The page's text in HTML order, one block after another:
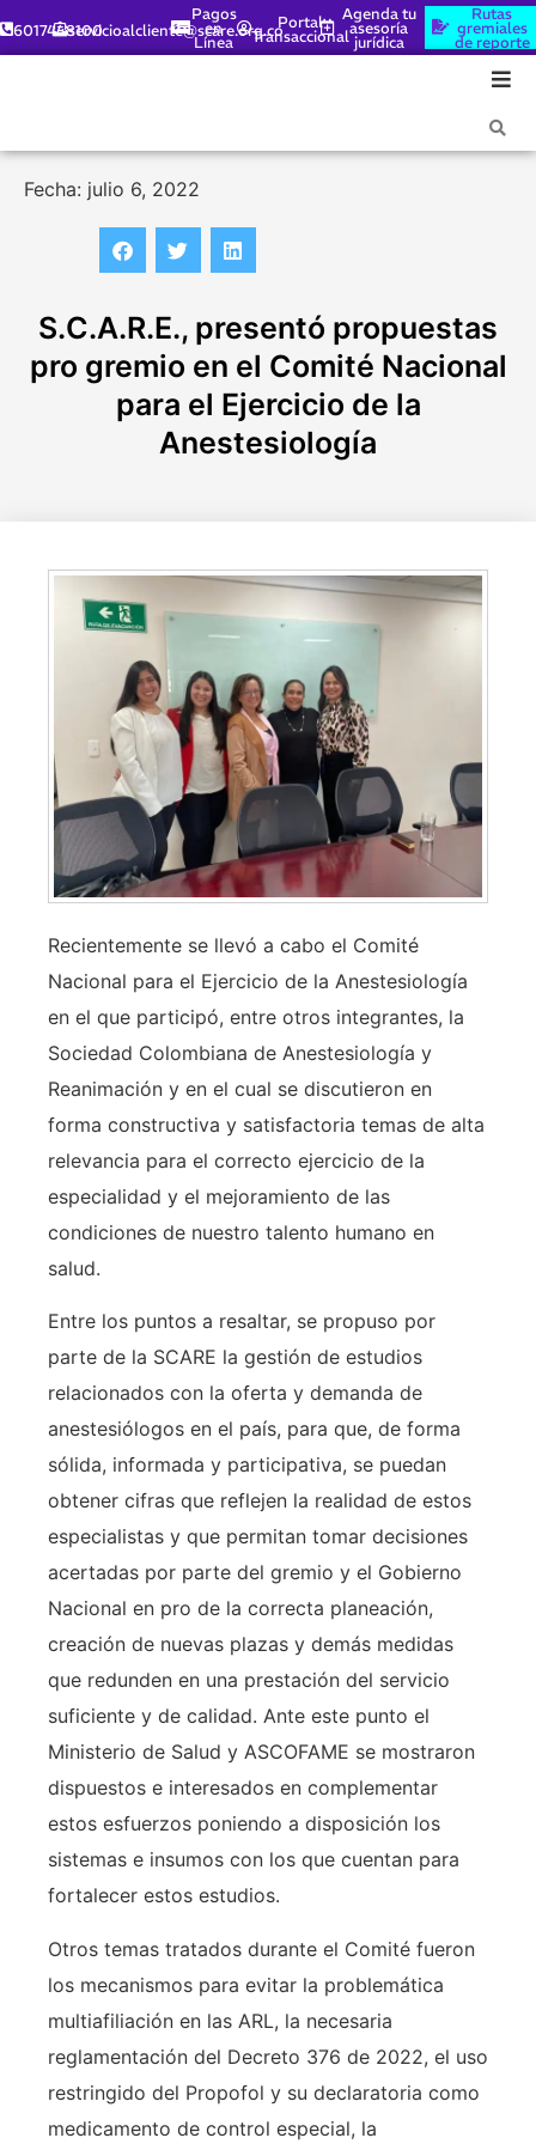
6017448100servicioalcliente@scare.org.co
Pagos
en
Línea
Portal
Transaccional
Agenda tu
asesoría
jurídica
Rutas
gremiales
de reporte
Fecha: julio 6, 2022
S.C.A.R.E., presentó propuestas
pro gremio en el Comité Nacional
para el Ejercicio de la
Anestesiología
Recientemente se llevó a cabo el Comité
Nacional para el Ejercicio de la Anestesiología
en el que participó, entre otros integrantes, la
Sociedad Colombiana de Anestesiología y
Reanimación y en el cual se discutieron en
forma constructiva y satisfactoria temas de alta
relevancia para el correcto ejercicio de la
especialidad y el mejoramiento de las
condiciones de nuestro talento humano en
salud.
Entre los puntos a resaltar, se propuso por
parte de la SCARE la gestión de estudios
relacionados con la oferta y demanda de
anestesiólogos en el país, para que, de forma
sólida, informada y participativa, se puedan
obtener cifras que reflejen la realidad de estos
especialistas y que permitan tomar decisiones
acertadas por parte del gremio y el Gobierno
Nacional en pro de la correcta planeación,
creación de nuevas plazas y demás medidas
que redunden en una prestación del servicio
suficiente y de calidad. Ante este punto el
Ministerio de Salud y ASCOFAME se mostraron
dispuestos e interesados en complementar
estos esfuerzos poniendo a disposición los
sistemas e insumos con los que cuentan para
fortalecer estos estudios.
Otros temas tratados durante el Comité fueron
los mecanismos para evitar la problemática
multiafiliación en las ARL, la necesaria
reglamentación del Decreto 376 de 2022, el uso
restringido del Propofol y su declaratoria como
medicamento de control especial, la